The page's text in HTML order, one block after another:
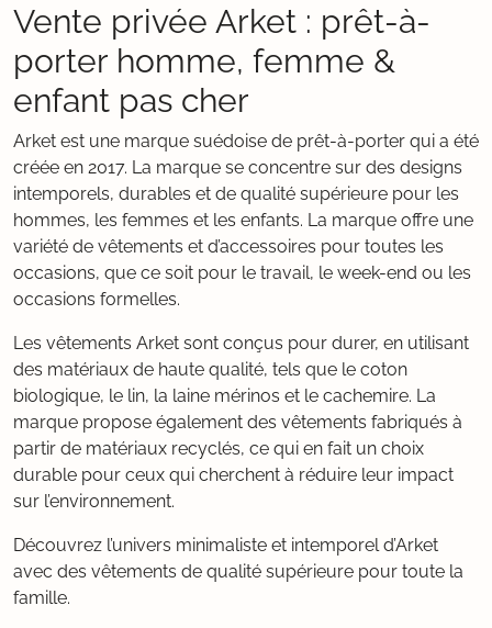
Vente privée Arket : prêt-à-
porter homme, femme &
enfant pas cher
Arket est une marque suédoise de prêt-à-porter qui a été
créée en 2017. La marque se concentre sur des designs
intemporels, durables et de qualité supérieure pour les
hommes, les femmes et les enfants. La marque offre une
variété de vêtements et d’accessoires pour toutes les
occasions, que ce soit pour le travail, le week-end ou les
occasions formelles.
Les vêtements Arket sont conçus pour durer, en utilisant
des matériaux de haute qualité, tels que le coton
biologique, le lin, la laine mérinos et le cachemire. La
marque propose également des vêtements fabriqués à
partir de matériaux recyclés, ce qui en fait un choix
durable pour ceux qui cherchent à réduire leur impact
sur l’environnement.
Découvrez l’univers minimaliste et intemporel d’Arket
avec des vêtements de qualité supérieure pour toute la
famille.